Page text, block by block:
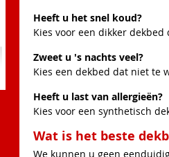
Heeft u het snel koud?
Kies voor een dikker
Zweet u 's nachts veel?
Kies een dekbed dat niet te
Heeft u last van allergieën?
Kies voor een synthetisch
Wat is het beste
We kunnen u geen